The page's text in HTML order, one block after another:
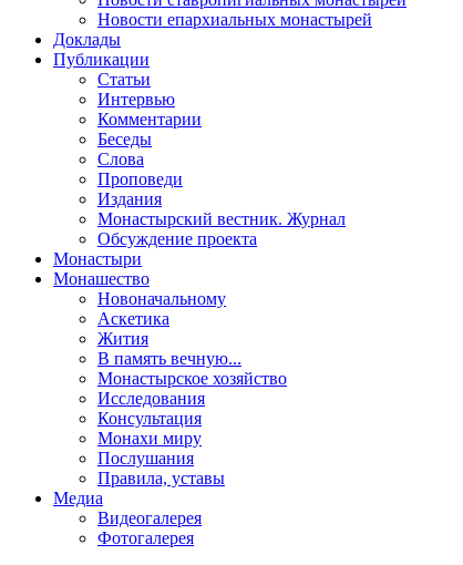
Новости епархиальных монастырей
Доклады
Публикации
Статьи
Интервью
Комментарии
Беседы
Слова
Проповеди
Издания
Монастырский вестник. Журнал
Обсуждение проекта
Монастыри
Монашество
Новоначальному
Аскетика
Жития
В память вечную...
Монастырское хозяйство
Исследования
Консультация
Монахи миру
Послушания
Правила, уставы
Медиа
Видеогалерея
Фотогалерея